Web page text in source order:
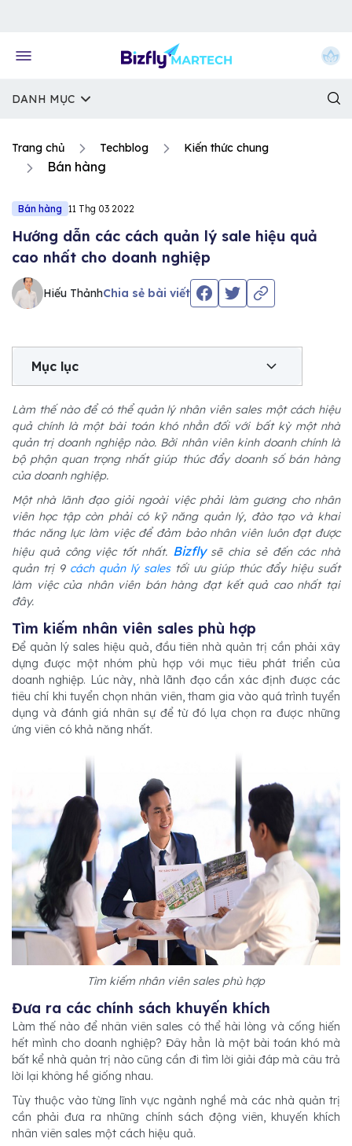
DANH MỤC
Trang chủ Techblog Kiến thức chung
Bán hàng
Bán hàng 11 Thg 03 2022
Hướng dẫn các cách quản lý sale hiệu quả
cao nhất cho doanh nghiệp
Hiếu ThảnhChia sẻ bài viết
Mục lục
Làm thế nào để có thể quản lý nhân viên sales một cách hiệu
quả chính là một bài toán khó nhằn đối với bất kỳ một nhà
quản trị doanh nghiệp nào. Bởi nhân viên kinh doanh chính là
bộ phận quan trọng nhất giúp thúc đẩy doanh số bán hàng
của doanh nghiệp.
Một nhà lãnh đạo giỏi ngoài việc phải làm gương cho nhân
viên học tập còn phải có kỹ năng quản lý, đào tạo và khai
thác năng lực làm việc để đảm bảo nhân viên luôn đạt được
hiệu quả công việc tốt nhất. Bizflysẽ chia sẻ đến các nhà
quản trị 9 cách quản lý salestối ưu giúp thúc đẩy hiệu suất
làm việc của nhân viên bán hàng đạt kết quả cao nhất tại
đây.
Tìm kiếm nhân viên sales phù hợp
Để quản lý sales hiệu quả, đầu tiên nhà quản trị cần phải xây
dựng được một nhóm phù hợp với mục tiêu phát triển của
doanh nghiệp. Lúc này, nhà lãnh đạo cần xác định được các
tiêu chí khi tuyển chọn nhân viên, tham gia vào quá trình tuyển
dụng và đánh giá nhân sự để từ đó lựa chọn ra được những
ứng viên có khả năng nhất.
Tìm kiếm nhân viên sales phù hợp
Đưa ra các chính sách khuyến khích
Làm thế nào để nhân viên sales có thể hài lòng và cống hiến
hết mình cho doanh nghiệp? Đây hẳn là một bài toán khó mà
bất kể nhà quản trị nào cũng cần đi tìm lời giải đáp mà câu trả
lời lại không hề giống nhau.
Tùy thuộc vào từng lĩnh vực ngành nghề mà các nhà quản trị
cần phải đưa ra những chính sách động viên, khuyến khích
nhân viên sales một cách hiệu quả.